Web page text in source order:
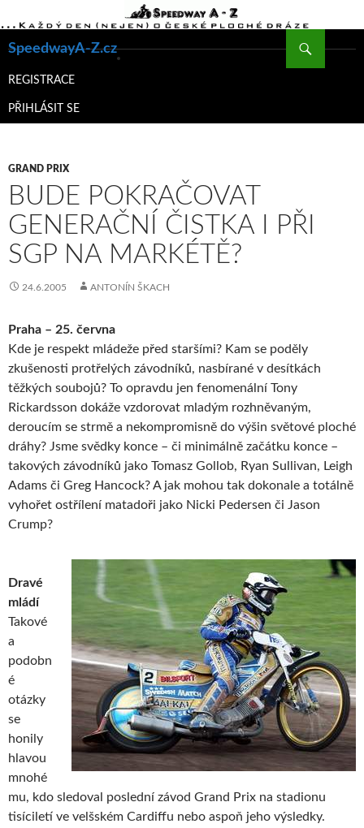
SpeedwayA-Z.cz
K
WEBU
REGISTRACE
PŘIHLÁSIT SE
GRAND PRIX
BUDE POKRAČOVAT
GENERAČNÍ ČISTKA I PŘI
SGP NA MARKÉTĚ?
24.6.2005 ANTONÍN ŠKACH
Praha – 25. června
Kde je respekt mládeže před staršími? Kam se poděly
zkušenosti protřelých závodníků, nasbírané v desítkách
těžkých soubojů? To opravdu jen fenomenální Tony
Rickardsson dokáže vzdorovat mladým rozhněvaným,
deroucím se strmě a nekompromisně do výšin světové ploché
dráhy? Jsme svědky konce – či minimálně začátku konce –
takových závodníků jako Tomasz Gollob, Ryan Sullivan, Leigh
Adams či Greg Hancock? A jak mohou tak dokonale a totálně
vyhořet ostřílení matadoři jako Nicki Pedersen či Jason
Crump?
Dravé
mládí
Takové
a
podobn
é
otázky
se
honily
hlavou
mnohé
mu, kdo sledoval poslední závod Grand Prix na stadionu
tisíciletí ve velšském Cardiffu nebo aspoň jeho výsledky.